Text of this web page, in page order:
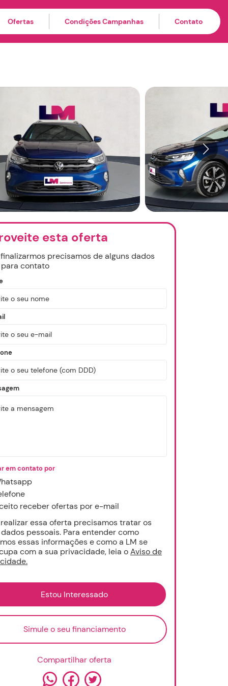
Ofertas Condições Campanhas Contato
esta oferta
precisamos de alguns dados
contato
em contato por
receber ofertas por e-mail
essa oferta precisamos tratar os
pessoais. Para entender como
essas informações e como a LM se
com a sua privacidade, leia oAviso de
Simule o seu financiamento
Compartilhar oferta